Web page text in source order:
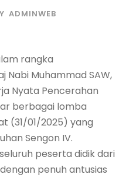
ADMINWEB
rangka
Nabi Muhammad SAW,
Nyata Pencerahan
berbagai lomba
(31/01/2025) yang
Sengon IV.
peserta didik dari
penuh antusias